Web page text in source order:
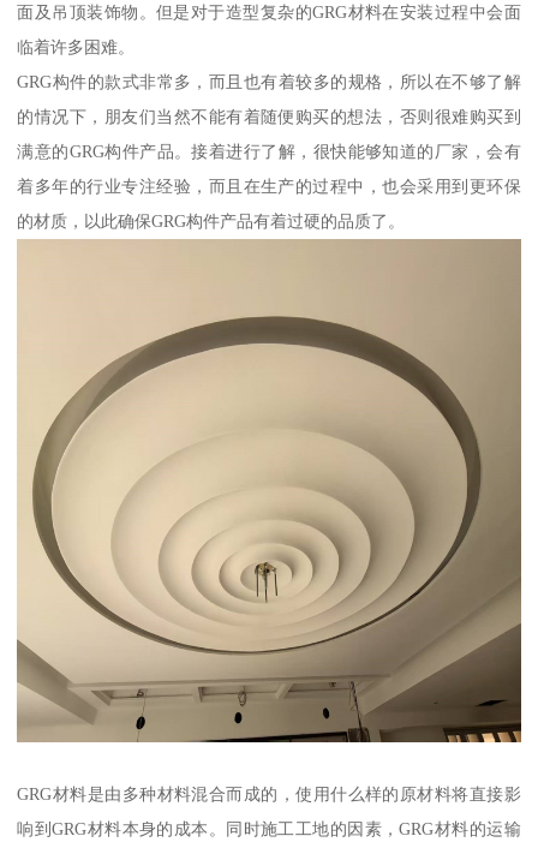
面及吊顶装饰物。但是对于造型复杂的GRG材料在安装过程中会面
临着许多困难。
GRG构件的款式非常多，而且也有着较多的规格，所以在不够了解
的情况下，朋友们当然不能有着随便购买的想法，否则很难购买到
满意的GRG构件产品。接着进行了解，很快能够知道的厂家，会有
着多年的行业专注经验，而且在生产的过程中，也会采用到更环保
的材质，以此确保GRG构件产品有着过硬的品质了。
GRG材料是由多种材料混合而成的，使用什么样的原材料将直接影
响到GRG材料本身的成本。同时施工工地的因素，GRG材料的运输